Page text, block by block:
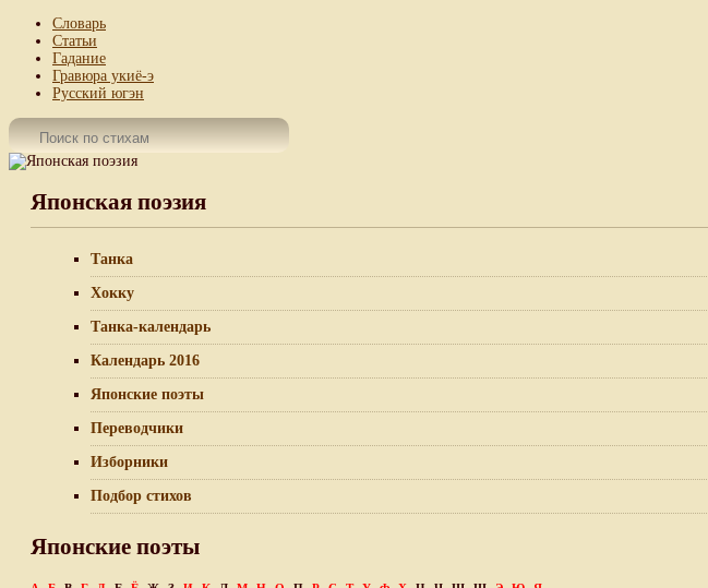
Словарь
Статьи
Гадание
Гравюра укиё-э
Русский югэн
Японская поэзия
Танка
Хокку
Танка-календарь
Календарь 2016
Японские поэты
Переводчики
Изборники
Подбор стихов
Японские поэты